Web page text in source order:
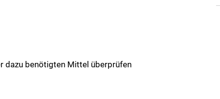
dazu benötigten Mittel überprüfen